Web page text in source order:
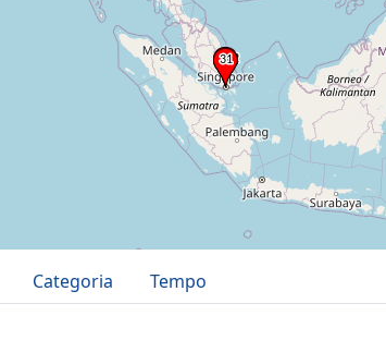
Categoria
Tempo